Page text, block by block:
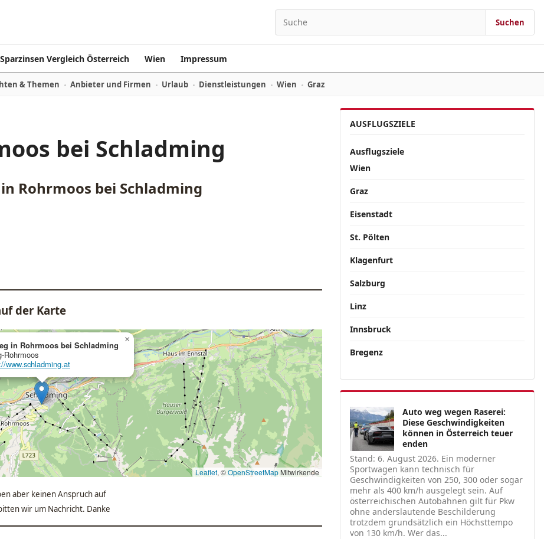
Suchen nach:
Suchen
Sparzinsen Vergleich Österreich Wien Impressum
& Themen Anbieter und Firmen Urlaub Dienstleistungen Wien Graz
bei Schladming
Rohrmoos bei Schladming
der Karte
in Rohrmoos bei Schladming
Rohrmoos
www.schladming.at
×
Leaflet, ©OpenStreetMap Mitwirkende
aber keinen Anspruch auf
wir um Nachricht. Danke
AUSFLUGSZIELE
Ausflugsziele
Wien
Graz
Eisenstadt
St. Pölten
Klagenfurt
Salzburg
Linz
Innsbruck
Bregenz
Auto weg wegen Raserei:
Diese Geschwindigkeiten
können in Österreich teuer
enden
Stand: 6. August 2026. Ein moderner
Sportwagen kann technisch für
Geschwindigkeiten von 250, 300 oder sogar
mehr als 400 km/h ausgelegt sein. Auf
österreichischen Autobahnen gilt für Pkw
ohne anderslautende Beschilderung
trotzdem grundsätzlich ein Höchsttempo
von 130 km/h. Wer das...